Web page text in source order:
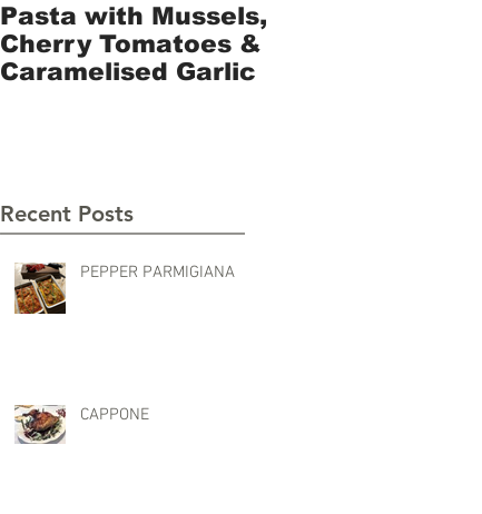
Pasta with Mussels,
Cherry Tomatoes &
Caramelised Garlic
Recent Posts
PEPPER PARMIGIANA
CAPPONE